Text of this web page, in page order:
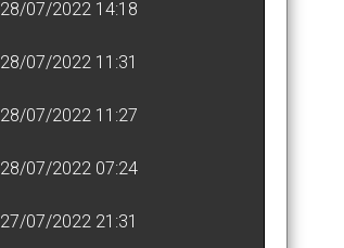
28/07/2022 14:18
28/07/2022 11:31
28/07/2022 11:27
28/07/2022 07:24
27/07/2022 21:31